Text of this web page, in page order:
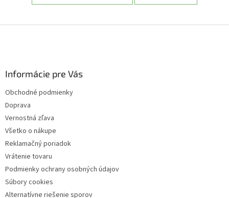
Informácie pre Vás
Obchodné podmienky
Doprava
Vernostná zľava
Všetko o nákupe
Reklamačný poriadok
Vrátenie tovaru
Podmienky ochrany osobných údajov
Súbory cookies
Alternatívne riešenie sporov